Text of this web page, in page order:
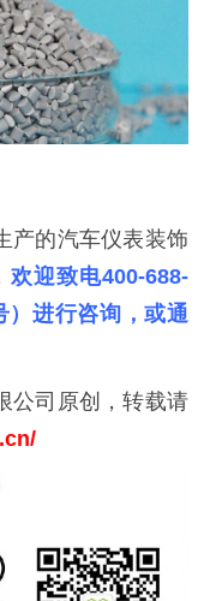
产的汽车仪表装饰
欢迎致电400-688-
）进行咨询，或通
公司原创，转载请
.cn/